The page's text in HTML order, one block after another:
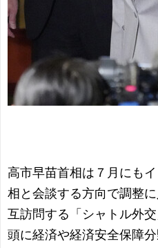
高市早苗首相は７月にも
相と会談する方向で調整
互訪問する「シャトル外
頭に経済や経済安全保障